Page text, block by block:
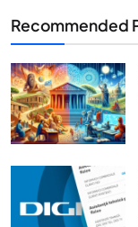
Recommended